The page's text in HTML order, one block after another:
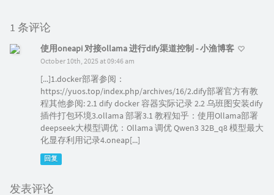
1 条评论
使用oneapi 对接ollama 进行dify渠道控制 - 小渔博客
October 10th, 2025 at 09:46 am
[...]1.docker部署参阅：
https://yuos.top/index.php/archives/16/2.dify部署官方有教
程其他参阅: 2.1 dify docker 容器实际记录 2.2 乌班图安装dify
插件打包环境3.ollama 部署3.1 教程知乎：使用Ollama部署
deepseek大模型调优：Ollama 调优 Qwen3 32B_q8 模型最大
化显存利用记录4.oneap[...]
回复
发表评论